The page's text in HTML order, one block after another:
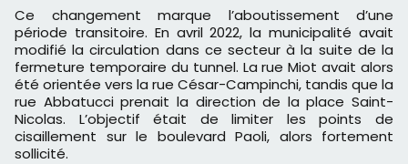
Ce changement marque l’aboutissement d’une
période transitoire. En avril 2022, la municipalité avait
modifié la circulation dans ce secteur à la suite de la
fermeture temporaire du tunnel. La rue Miot avait alors
été orientée vers la rue César-Campinchi, tandis que la
rue Abbatucci prenait la direction de la place Saint-
Nicolas. L’objectif était de limiter les points de
cisaillement sur le boulevard Paoli, alors fortement
sollicité.